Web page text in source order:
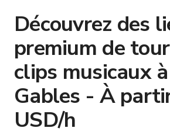
Découvrez des
premium de
clips musicaux
Gables - À
USD/h